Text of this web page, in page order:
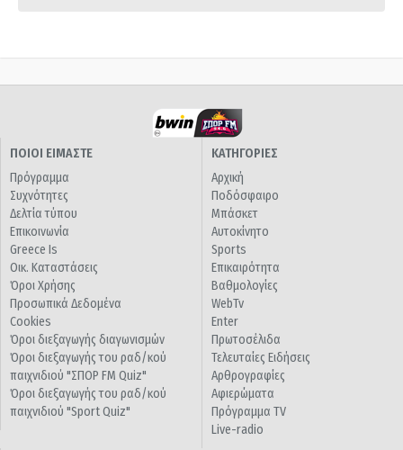
ΠΟΙΟΙ ΕΙΜΑΣΤΕ
Πρόγραμμα
Συχνότητες
Δελτία τύπου
Επικοινωνία
Greece Is
Οικ. Καταστάσεις
Όροι Χρήσης
Προσωπικά Δεδομένα
Cookies
Όροι διεξαγωγής διαγωνισμών
Όροι διεξαγωγής του ραδ/κού
παιχνιδιού "ΣΠΟΡ FM Quiz"
Όροι διεξαγωγής του ραδ/κού
παιχνιδιού "Sport Quiz"
ΚΑΤΗΓΟΡΙΕΣ
Αρχική
Ποδόσφαιρο
Μπάσκετ
Αυτοκίνητο
Sports
Επικαιρότητα
Βαθμολογίες
WebTv
Enter
Πρωτοσέλιδα
Τελευταίες Ειδήσεις
Αρθρογραφίες
Αφιερώματα
Πρόγραμμα TV
Live-radio